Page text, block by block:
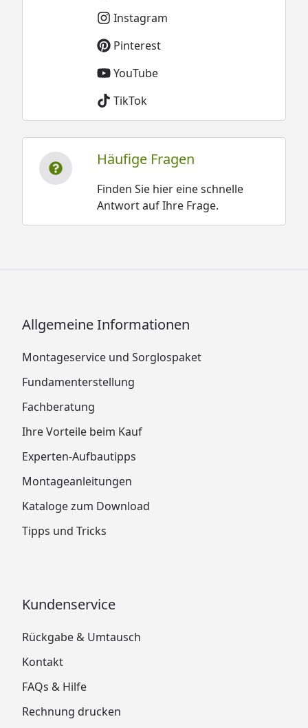
Instagram
Pinterest
YouTube
TikTok
Häufige Fragen
Finden Sie hier eine schnelle
Antwort auf Ihre Frage.
Allgemeine Informationen
Montageservice und Sorglospaket
Fundamenterstellung
Fachberatung
Ihre Vorteile beim Kauf
Experten-Aufbautipps
Montageanleitungen
Kataloge zum Download
Tipps und Tricks
Kundenservice
Rückgabe & Umtausch
Kontakt
FAQs & Hilfe
Rechnung drucken